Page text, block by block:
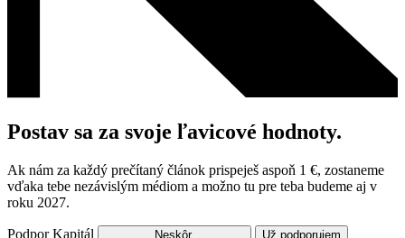
Postav sa za svoje ľavicové hodnoty.
Ak nám za každý prečítaný článok prispeješ aspoň 1 €, zostaneme
vďaka tebe nezávislým médiom a možno tu pre teba budeme aj v
roku 2027.
Podpor Kapitál Neskôr. Už podporujem